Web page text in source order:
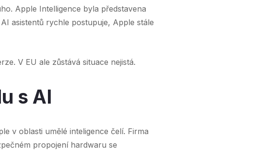
Apple Intelligence byla představena
asistentů rychle postupuje, Apple stále
V EU ale zůstává situace nejistá.
s AI
v oblasti umělé inteligence čelí. Firma
propojení hardwaru se